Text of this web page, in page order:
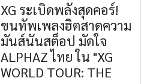
XG ระเบิดพลังสุดคอร์!
ขนทัพเพลงฮิตสาดความ
มันส์นันสต็อป มัดใจ
ALPHAZ ไทย ใน "XG
WORLD TOUR: THE